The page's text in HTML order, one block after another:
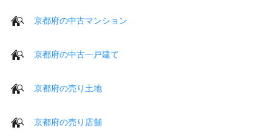
京都府の中古マンション
京都府の中古一戸建て
京都府の売り土地
京都府の売り店舗